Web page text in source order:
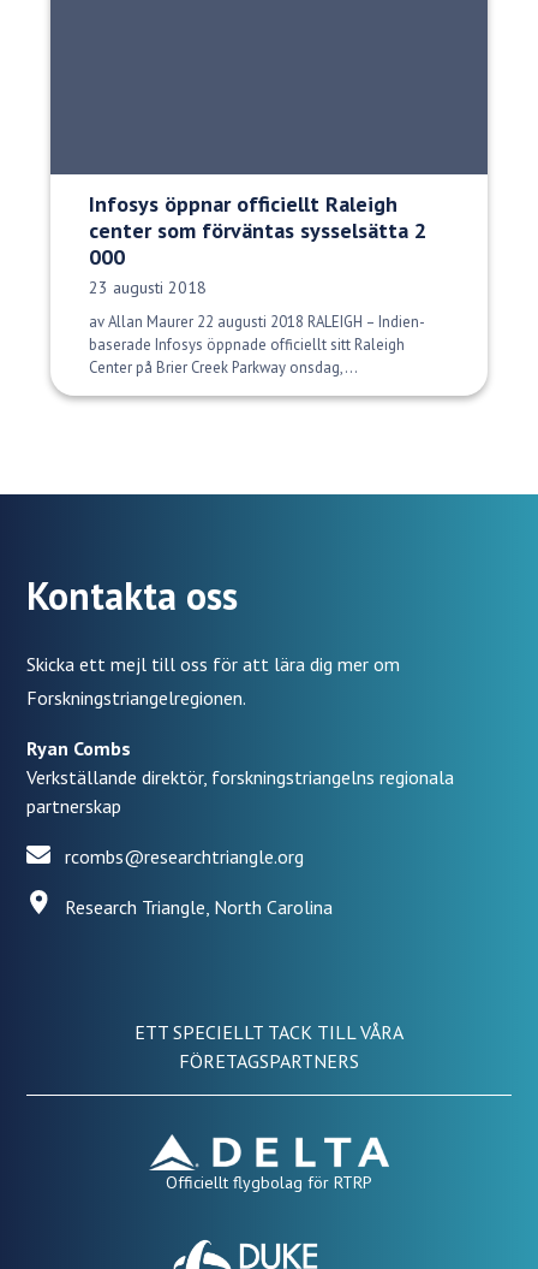
Infosys öppnar officiellt Raleigh
center som förväntas sysselsätta 2
000
Publiceringsdatum:
23 augusti 2018
av Allan Maurer 22 augusti 2018 RALEIGH – Indien-
baserade Infosys öppnade officiellt sitt Raleigh
Center på Brier Creek Parkway onsdag,...
Kontakta oss
Skicka ett mejl till oss för att lära dig mer om
Forskningstriangelregionen.
Ryan Combs
Verkställande direktör, forskningstriangelns regionala
partnerskap
rcombs@researchtriangle.org
Research Triangle, North Carolina
ETT SPECIELLT TACK TILL VÅRA
FÖRETAGSPARTNERS
Officiellt flygbolag för RTRP